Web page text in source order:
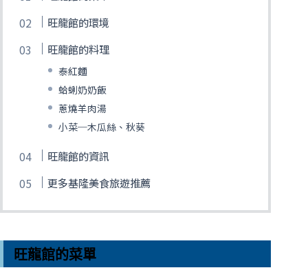
旺龍館的環境
旺龍館的料理
泰紅麵
蛤蜊奶奶飯
蔥燒羊肉湯
小菜─木瓜絲、秋葵
旺龍館的資訊
更多基隆美食旅遊推薦
旺龍館的菜單